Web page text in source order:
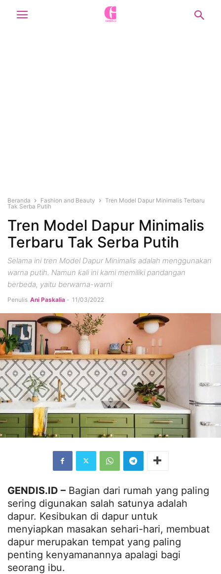
Beranda Fashion and Beauty
Tren Model Dapur Minimalis Terbaru
Tak Serba Putih
Tren Model Dapur Minimalis
Terbaru Tak Serba Putih
Selama ini tren Model Dapur Minimalis adalah menggunakan
warna putih. Namun kali ini kami memiliki pandangan
berbeda, yaitu berwarna-warni
Penulis Ani Paskalia - 11/03/2022
GENDIS.ID – Bagian dari rumah yang paling
sering digunakan salah satunya adalah
dapur. Kesibukan di dapur untuk
menyiapkan masakan sehari-hari, membuat
dapur merupakan tempat yang paling
penting kenyamanannya apalagi bagi
seorang ibu.